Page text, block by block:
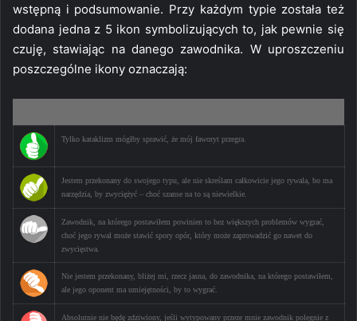
wstępną i podsumowanie. Przy każdym typie została też
dodana jedna z 5 ikon symbolizujących to, jak pewnie się
czuję, stawiając na danego zawodnika. W uproszczeniu
poszczególne ikony oznaczają:
Tylko kataklizm mógłby sprawić, że mój faworyt przegra.
Jestem przekonany do swojego typu, ale nie skreślam całkowicie jego rywala, bo ma
narzędzia, by zwyciężyć – choć szanse na to są niewielkie.
Zawodnik, na którego postawiłem powinien to bez większych problemów wygrać,
choć jego rywal może stawić spory opór, który może zaprowadzić go nawet do
zwycięstwa.
Nie jestem przekonany, bliżej mi, rzecz jasna, do zawodnika, na którego postawiłem,
ale jego oponent ma umiejętności, by to wygrać.
Absolutnie nie będę zdziwiony, jeśli wytypowany przeze mnie zawodnik polegnie z